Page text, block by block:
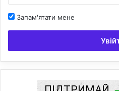
Запам'ятати мене